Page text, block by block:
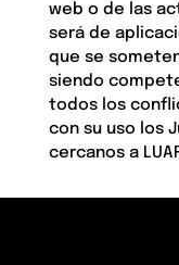
web o de las
será de
que se
siendo
todos los
con su uso los
cercanos a